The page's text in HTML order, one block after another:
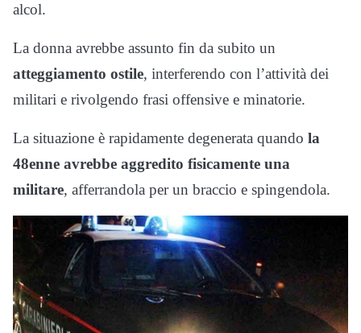
alcol.
La donna avrebbe assunto fin da subito un
atteggiamento ostile, interferendo con l’attività dei
militari e rivolgendo frasi offensive e minatorie.
La situazione è rapidamente degenerata quando la
48enne avrebbe aggredito fisicamente una
militare, afferrandola per un braccio e spingendola.